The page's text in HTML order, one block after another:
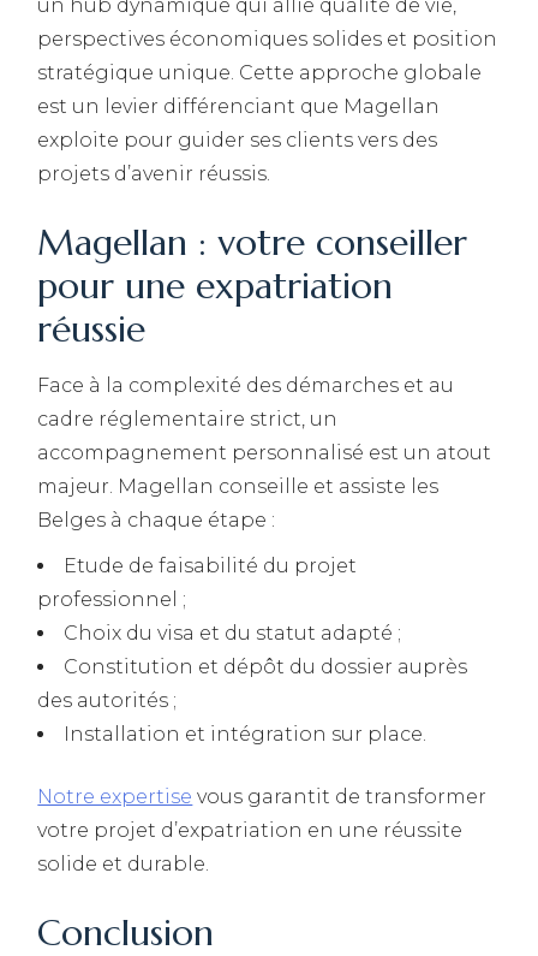
un hub dynamique qui allie qualité de vie,
perspectives économiques solides et position
stratégique unique. Cette approche globale
est un levier différenciant que Magellan
exploite pour guider ses clients vers des
projets d’avenir réussis.
Magellan : votre conseiller
pour une expatriation
réussie
Face à la complexité des démarches et au
cadre réglementaire strict, un
accompagnement personnalisé est un atout
majeur. Magellan conseille et assiste les
Belges à chaque étape :
Etude de faisabilité du projet
professionnel ;
Choix du visa et du statut adapté ;
Constitution et dépôt du dossier auprès
des autorités ;
Installation et intégration sur place.
Notre expertise vous garantit de transformer
votre projet d’expatriation en une réussite
solide et durable.
Conclusion